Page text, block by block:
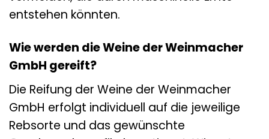
entstehen könnten.
Wie werden die Weine der Weinmacher
GmbH gereift?
Die Reifung der Weine der Weinmacher
GmbH erfolgt individuell auf die jeweilige
Rebsorte und das gewünschte